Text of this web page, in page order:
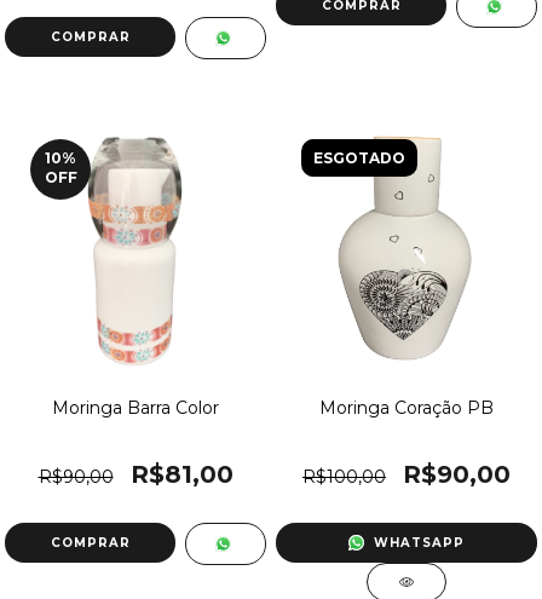
10%
OFF
Moringa Barra Color
R$90,00 R$81,00
ESGOTADO
Moringa Coração PB
R$100,00 R$90,00
WHATSAPP